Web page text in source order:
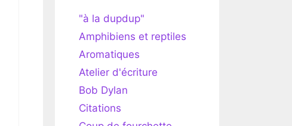
"à la dupdup"
Amphibiens et reptiles
Aromatiques
Atelier d'écriture
Bob Dylan
Citations